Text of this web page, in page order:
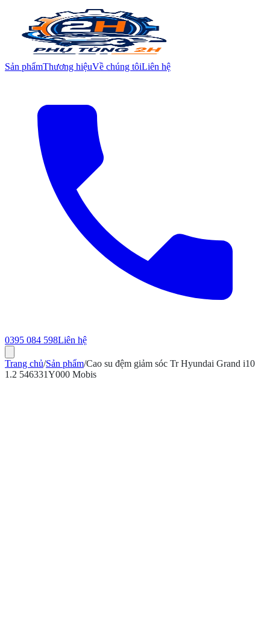
Sản phẩmThương hiệuVề chúng tôiLiên hệ
0395 084 598Liên hệ
Trang chủ/Sản phẩm/Cao su đệm giảm sóc Tr Hyundai Grand i10
1.2 546331Y000 Mobis